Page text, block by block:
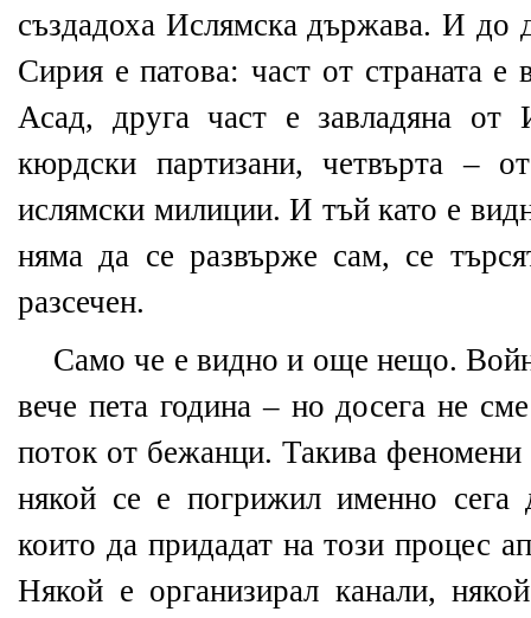
създадоха Ислямска държава. И до
Сирия е патова: част от страната
Асад, друга част е завладяна
кюрдски партизани, четвърта –
ислямски милиции. И тъй като е
няма да се развърже сам, се
разсечен.
Само че е видно и още нещо.
вече пета година – но досега не
поток от бежанци. Такива феномени
някой се е погрижил именно сега
които да придадат на този процес
Някой е организирал канали,